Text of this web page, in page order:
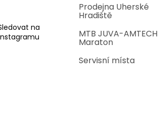
na
Prodejna Uherské
Hradiště
MTB JUVA-AMTECH
Maraton
Servisní místa